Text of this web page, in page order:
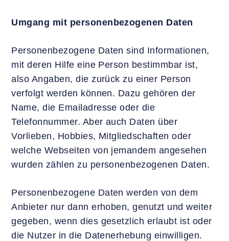
Umgang mit personenbezogenen Daten
Personenbezogene Daten sind Informationen,
mit deren Hilfe eine Person bestimmbar ist,
also Angaben, die zurück zu einer Person
verfolgt werden können. Dazu gehören der
Name, die Emailadresse oder die
Telefonnummer. Aber auch Daten über
Vorlieben, Hobbies, Mitgliedschaften oder
welche Webseiten von jemandem angesehen
wurden zählen zu personenbezogenen Daten.
Personenbezogene Daten werden von dem
Anbieter nur dann erhoben, genutzt und weiter
gegeben, wenn dies gesetzlich erlaubt ist oder
die Nutzer in die Datenerhebung einwilligen.